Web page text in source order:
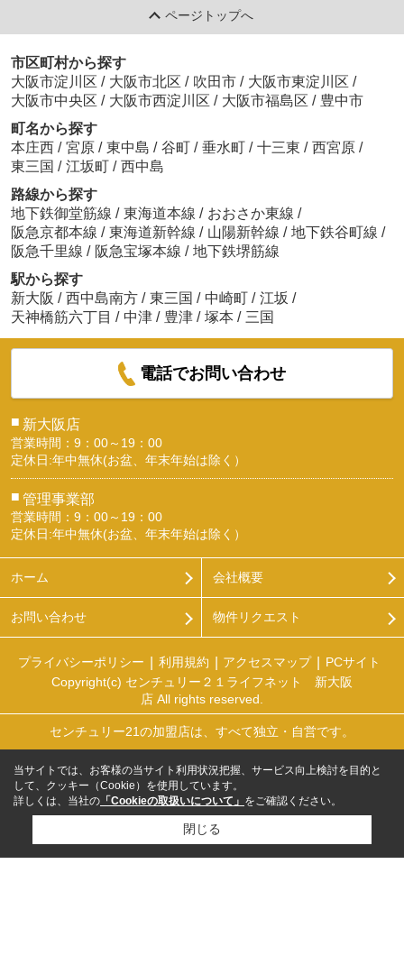
ページトップへ
市区町村から探す
大阪市淀川区 / 大阪市北区 / 吹田市 / 大阪市東淀川区 /
大阪市中央区 / 大阪市西淀川区 / 大阪市福島区 / 豊中市
町名から探す
本庄西 / 宮原 / 東中島 / 谷町 / 垂水町 / 十三東 / 西宮原 /
東三国 / 江坂町 / 西中島
路線から探す
地下鉄御堂筋線 / 東海道本線 / おおさか東線 /
阪急京都本線 / 東海道新幹線 / 山陽新幹線 / 地下鉄谷町線 /
阪急千里線 / 阪急宝塚本線 / 地下鉄堺筋線
駅から探す
新大阪 / 西中島南方 / 東三国 / 中崎町 / 江坂 /
天神橋筋六丁目 / 中津 / 豊津 / 塚本 / 三国
電話でお問い合わせ
■ 新大阪店
営業時間：9：00～19：00
定休日:年中無休(お盆、年末年始は除く）
■ 管理事業部
営業時間：9：00～19：00
定休日:年中無休(お盆、年末年始は除く）
ホーム 会社概要
お問い合わせ 物件リクエスト
プライバシーポリシー 利用規約 アクセスマップ
PCサイト
Copyright(c) センチュリー２１ライフネット 新大阪
店 All rights reserved.
センチュリー21の加盟店は、すべて独立・自営です。
当サイトでは、お客様の当サイト利用状況把握、サービス向上検討を目的と
して、クッキー（Cookie）を使用しています。
詳しくは、当社の 「Cookieの取扱いについて」 をご確認ください。
閉じる